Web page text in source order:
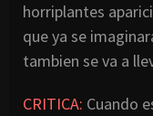
horriplantes
que ya se
tambien se va a
CRITICA: Cuando